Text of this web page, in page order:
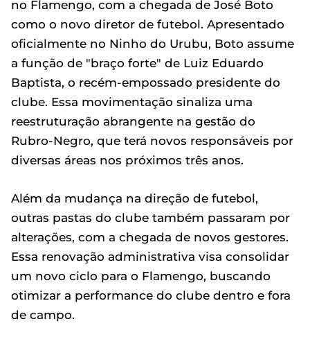
no Flamengo, com a chegada de José Boto
como o novo diretor de futebol. Apresentado
oficialmente no Ninho do Urubu, Boto assume
a função de "braço forte" de Luiz Eduardo
Baptista, o recém-empossado presidente do
clube. Essa movimentação sinaliza uma
reestruturação abrangente na gestão do
Rubro-Negro, que terá novos responsáveis por
diversas áreas nos próximos três anos.
Além da mudança na direção de futebol,
outras pastas do clube também passaram por
alterações, com a chegada de novos gestores.
Essa renovação administrativa visa consolidar
um novo ciclo para o Flamengo, buscando
otimizar a performance do clube dentro e fora
de campo.